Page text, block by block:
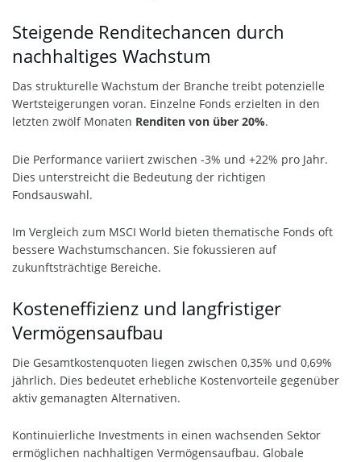
Steigende Renditechancen durch
nachhaltiges Wachstum
Das strukturelle Wachstum der Branche treibt potenzielle
Wertsteigerungen voran. Einzelne Fonds erzielten in den
letzten zwölf Monaten Renditen von über 20%.
Die Performance variiert zwischen -3% und +22% pro Jahr.
Dies unterstreicht die Bedeutung der richtigen
Fondsauswahl.
Im Vergleich zum MSCI World bieten thematische Fonds oft
bessere Wachstumschancen. Sie fokussieren auf
zukunftsträchtige Bereiche.
Kosteneffizienz und langfristiger
Vermögensaufbau
Die Gesamtkostenquoten liegen zwischen 0,35% und 0,69%
jährlich. Dies bedeutet erhebliche Kostenvorteile gegenüber
aktiv gemanagten Alternativen.
Kontinuierliche Investments in einen wachsenden Sektor
ermöglichen nachhaltigen Vermögensaufbau. Globale